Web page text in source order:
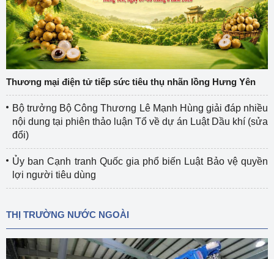
Thương mại điện tử tiếp sức tiêu thụ nhãn lồng Hưng Yên
Bộ trưởng Bộ Công Thương Lê Mạnh Hùng giải đáp nhiều
nội dung tại phiên thảo luận Tổ về dự án Luật Dầu khí (sửa
đổi)
Ủy ban Cạnh tranh Quốc gia phổ biến Luật Bảo vệ quyền
lợi người tiêu dùng
THỊ TRƯỜNG NƯỚC NGOÀI